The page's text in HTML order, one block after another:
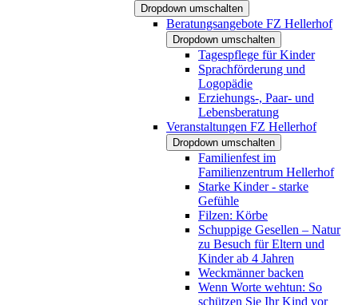
Dropdown umschalten
Beratungsangebote FZ Hellerhof
Dropdown umschalten
Tagespflege für Kinder
Sprachförderung und
Logopädie
Erziehungs-, Paar- und
Lebensberatung
Veranstaltungen FZ Hellerhof
Dropdown umschalten
Familienfest im
Familienzentrum Hellerhof
Starke Kinder - starke
Gefühle
Filzen: Körbe
Schuppige Gesellen – Natur
zu Besuch für Eltern und
Kinder ab 4 Jahren
Weckmänner backen
Wenn Worte wehtun: So
schützen Sie Ihr Kind vor